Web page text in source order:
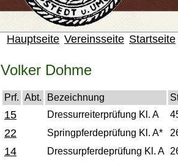
Hauptseite Vereinsseite Startseite
Volker Dohme
Prf. Abt. Bezeichnung
15 Dressurreiterprüfung Kl. A
22 Springpferdeprüfung Kl. A*
14 Dressurpferdeprüfung Kl. A